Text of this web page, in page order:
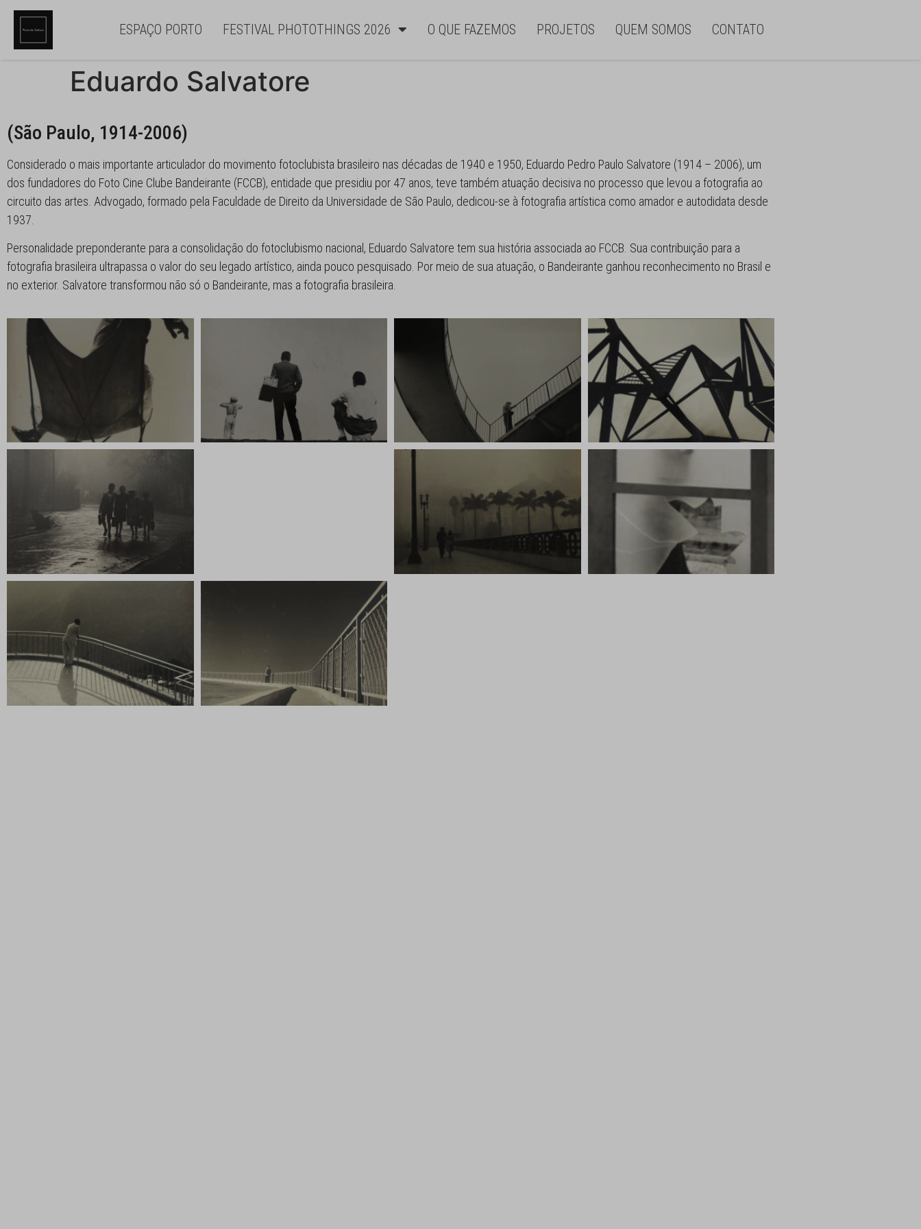
ESPAÇO PORTO FESTIVAL PHOTOTHINGS 2026 O QUE FAZEMOS PROJETOS QUEM SOMOS CONTATO
Eduardo Salvatore
(São Paulo, 1914-2006)
Considerado o mais importante articulador do movimento fotoclubista brasileiro nas décadas de 1940 e 1950, Eduardo Pedro Paulo Salvatore (1914 – 2006), um
dos fundadores do Foto Cine Clube Bandeirante (FCCB), entidade que presidiu por 47 anos, teve também atuação decisiva no processo que levou a fotografia ao
circuito das artes. Advogado, formado pela Faculdade de Direito da Universidade de São Paulo, dedicou-se à fotografia artística como amador e autodidata desde
1937.
Personalidade preponderante para a consolidação do fotoclubismo nacional, Eduardo Salvatore tem sua história associada ao FCCB. Sua contribuição para a
fotografia brasileira ultrapassa o valor do seu legado artístico, ainda pouco pesquisado. Por meio de sua atuação, o Bandeirante ganhou reconhecimento no Brasil e
no exterior. Salvatore transformou não só o Bandeirante, mas a fotografia brasileira.